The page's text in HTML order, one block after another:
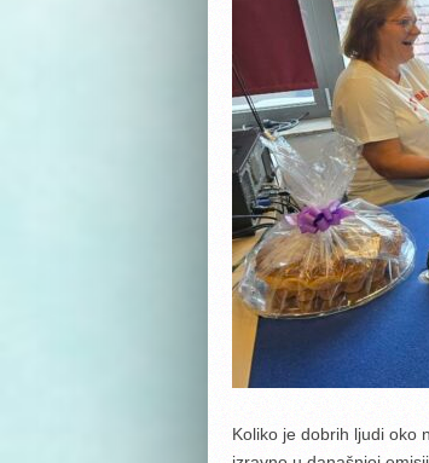
Koliko je dobrih ljudi oko